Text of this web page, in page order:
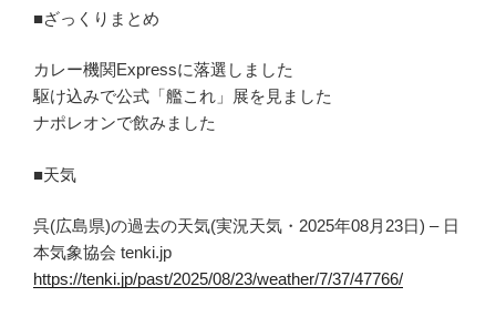
■ざっくりまとめ
カレー機関Expressに落選しました
駆け込みで公式「艦これ」展を見ました
ナポレオンで飲みました
■天気
呉(広島県)の過去の天気(実況天気・2025年08月23日) – 日
本気象協会 tenki.jp
https://tenki.jp/past/2025/08/23/weather/7/37/47766/